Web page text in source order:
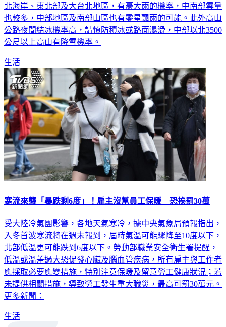
北海岸、東北部及大台北地區，有豪大雨的機率，中南部雲量
也較多，中部地區及南部山區也有零星飄雨的可能。此外高山
公路夜間結冰機率高，請慎防積冰或路面濕滑，中部以北3500
公尺以上高山有降雪機率。
生活
寒流來襲「暴跌剩6度」！雇主沒幫員工保暖 恐挨罰30萬
受大陸冷氣團影響，各地天氣寒冷，據中央氣象局預報指出，
入冬首波寒流將在週末報到，屆時氣溫可能驟降至10度以下，
北部低溫更可能跌到6度以下。勞動部職業安全衛生署提醒，
低溫或溫差過大恐促發心臟及腦血管疾病，所有雇主與工作者
應採取必要應變措施，特別注意保暖及留意勞工健康狀況；若
未提供相關措施，導致勞工發生重大職災，最高可罰30萬元。
更多新聞：
生活